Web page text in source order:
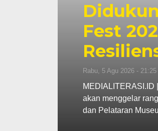
Fest
Rabu, 5 Agu 2026 -
MEDIALITERASI.ID
akan menggelar
dan Pelataran